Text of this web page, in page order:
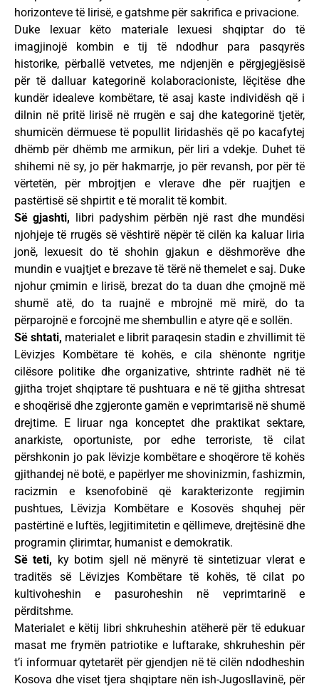
horizonteve të lirisë, e gatshme për sakrifica e privacione.
Duke lexuar këto materiale lexuesi shqiptar do të
imagjinojë kombin e tij të ndodhur para pasqyrës
historike, përballë vetvetes, me ndjenjën e përgjegjësisë
për të dalluar kategorinë kolaboracioniste, lëçitëse dhe
kundër idealeve kombëtare, të asaj kaste individësh që i
dilnin në pritë lirisë në rrugën e saj dhe kategorinë tjetër,
shumicën dërmuese të popullit liridashës që po kacafytej
dhëmb për dhëmb me armikun, për liri a vdekje. Duhet të
shihemi në sy, jo për hakmarrje, jo për revansh, por për të
vërtetën, për mbrojtjen e vlerave dhe për ruajtjen e
pastërtisë së shpirtit e të moralit të kombit.
Së gjashti,
libri padyshim përbën një rast dhe mundësi
njohjeje të rrugës së vështirë nëpër të cilën ka kaluar liria
jonë, lexuesit do të shohin gjakun e dëshmorëve dhe
mundin e vuajtjet e brezave të tërë në themelet e saj. Duke
njohur çmimin e lirisë, brezat do ta duan dhe çmojnë më
shumë atë, do ta ruajnë e mbrojnë më mirë, do ta
përparojnë e forcojnë me shembullin e atyre që e sollën.
Së shtati, materialet e librit paraqesin stadin e zhvillimit të
Lëvizjes Kombëtare të kohës, e cila shënonte ngritje
cilësore politike dhe organizative, shtrinte radhët në të
gjitha trojet shqiptare të pushtuara e në të gjitha shtresat
e shoqërisë dhe zgjeronte gamën e veprimtarisë në shumë
drejtime. E liruar nga konceptet dhe praktikat sektare,
anarkiste, oportuniste, por edhe terroriste, të cilat
përshkonin jo pak lëvizje kombëtare e shoqërore të kohës
gjithandej në botë, e papërlyer me shovinizmin, fashizmin,
racizmin e ksenofobinë që karakterizonte regjimin
pushtues, Lëvizja Kombëtare e Kosovës shquhej për
pastërtinë e luftës, legjitimitetin e qëllimeve, drejtësinë dhe
programin çlirimtar, humanist e demokratik.
Së teti, ky botim sjell në mënyrë të sintetizuar vlerat e
traditës së Lëvizjes Kombëtare të kohës, të cilat po
kultivoheshin e pasuroheshin në veprimtarinë e
përditshme.
Materialet e këtij libri shkruheshin atëherë për të edukuar
masat me frymën patriotike e luftarake, shkruheshin për
t’i informuar qytetarët për gjendjen në të cilën ndodheshin
Kosova dhe viset tjera shqiptare nën ish-Jugosllavinë, për